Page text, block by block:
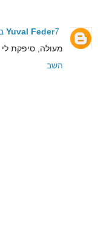
Yuval Feder7 באוגוסט 2020 בשעה 11:49
מעולה, סיפקת
השב